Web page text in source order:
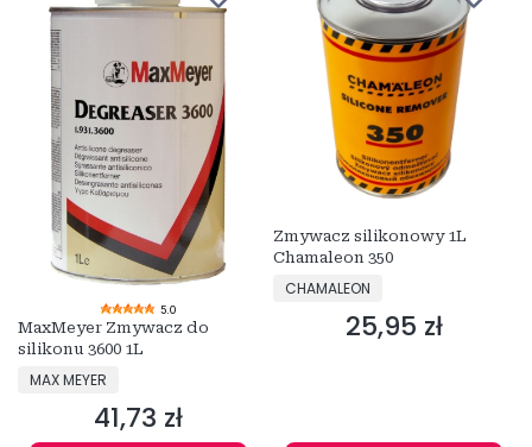
5.0
MaxMeyer Zmywacz do
silikonu 3600 1L
PRODUCENT
MAX MEYER
Cena
41,73 zł
Zmywacz silikonowy 1L
Chamaleon 350
PRODUCENT
CHAMALEON
Cena
25,95 zł